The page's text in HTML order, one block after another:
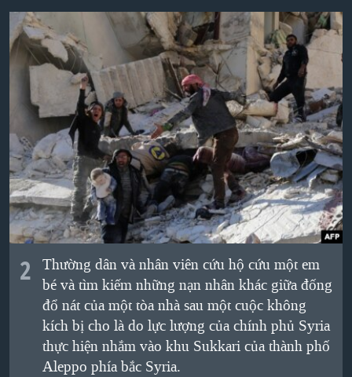
2
Thường dân và nhân viên cứu hộ cứu một em
bé và tìm kiếm những nạn nhân khác giữa đống
đổ nát của một tòa nhà sau một cuộc không
kích bị cho là do lực lượng của chính phủ Syria
thực hiện nhắm vào khu Sukkari của thành phố
Aleppo phía bắc Syria.